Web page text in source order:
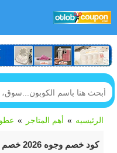
الرئيسيه أهم المتاجر